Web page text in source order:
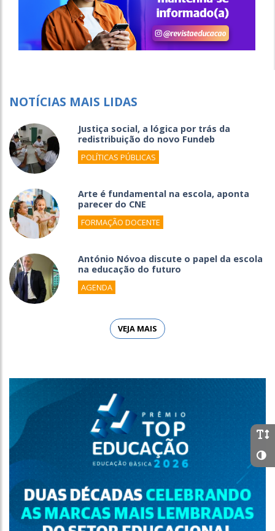
NOTÍCIAS MAIS LIDAS
Justiça social, a lógica por trás da
redistribuição do novo Fundeb
POLÍTICAS PÚBLICAS
Arte é fundamental na escola, aponta
parecer do CNE
FORMAÇÃO DOCENTE
António Nóvoa discute o papel da escola
na educação do futuro
AGENDA
VEJA MAIS